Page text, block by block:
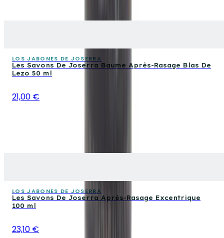
LOS JABONES DE JOSERRA
Les Savons De Joserra Baume Après-Rasage Blas De
Lezo 50 ml
21,00 €
LOS JABONES DE JOSERRA
Les Savons De Joserra Après-Rasage Excentrique
100 ml
23,10 €